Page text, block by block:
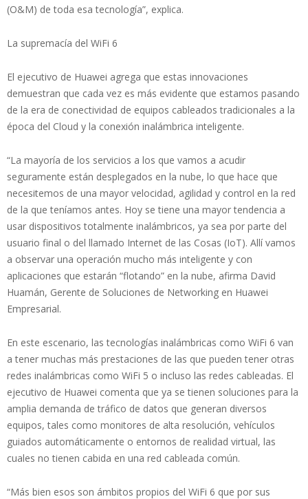
(O&M) de toda esa tecnología”, explica.
La supremacía del WiFi 6
El ejecutivo de Huawei agrega que estas innovaciones
demuestran que cada vez es más evidente que estamos pasando
de la era de conectividad de equipos cableados tradicionales a la
época del Cloud y la conexión inalámbrica inteligente.
“La mayoría de los servicios a los que vamos a acudir
seguramente están desplegados en la nube, lo que hace que
necesitemos de una mayor velocidad, agilidad y control en la red
de la que teníamos antes. Hoy se tiene una mayor tendencia a
usar dispositivos totalmente inalámbricos, ya sea por parte del
usuario final o del llamado Internet de las Cosas (IoT). Allí vamos
a observar una operación mucho más inteligente y con
aplicaciones que estarán “flotando” en la nube, afirma David
Huamán, Gerente de Soluciones de Networking en Huawei
Empresarial.
En este escenario, las tecnologías inalámbricas como WiFi 6 van
a tener muchas más prestaciones de las que pueden tener otras
redes inalámbricas como WiFi 5 o incluso las redes cableadas. El
ejecutivo de Huawei comenta que ya se tienen soluciones para la
amplia demanda de tráfico de datos que generan diversos
equipos, tales como monitores de alta resolución, vehículos
guiados automáticamente o entornos de realidad virtual, las
cuales no tienen cabida en una red cableada común.
“Más bien esos son ámbitos propios del WiFi 6 que por sus